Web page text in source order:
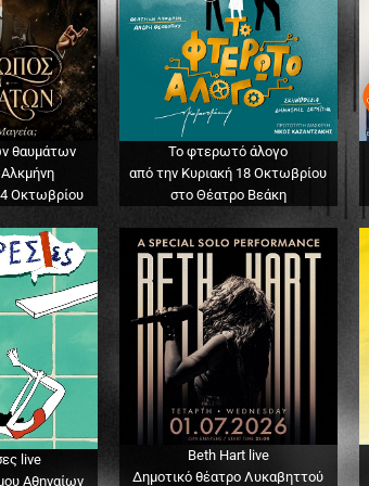
θαυμάτων
Οκτωβρίου
Το φτερωτό άλογο
από την Κυριακή 18 Οκτωβρίου
στο Θέατρο Βεάκη
live
Αθηναίων
Beth Hart live
Δημοτικό θέατρο Λυκαβηττού